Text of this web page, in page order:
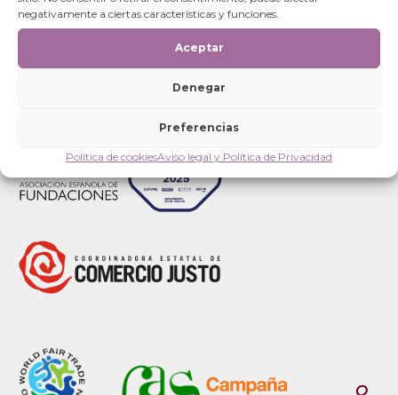
negativamente a ciertas características y funciones.
Aceptar
Denegar
Preferencias
Política de cookiesAviso legal y Política de Privacidad
Categorías